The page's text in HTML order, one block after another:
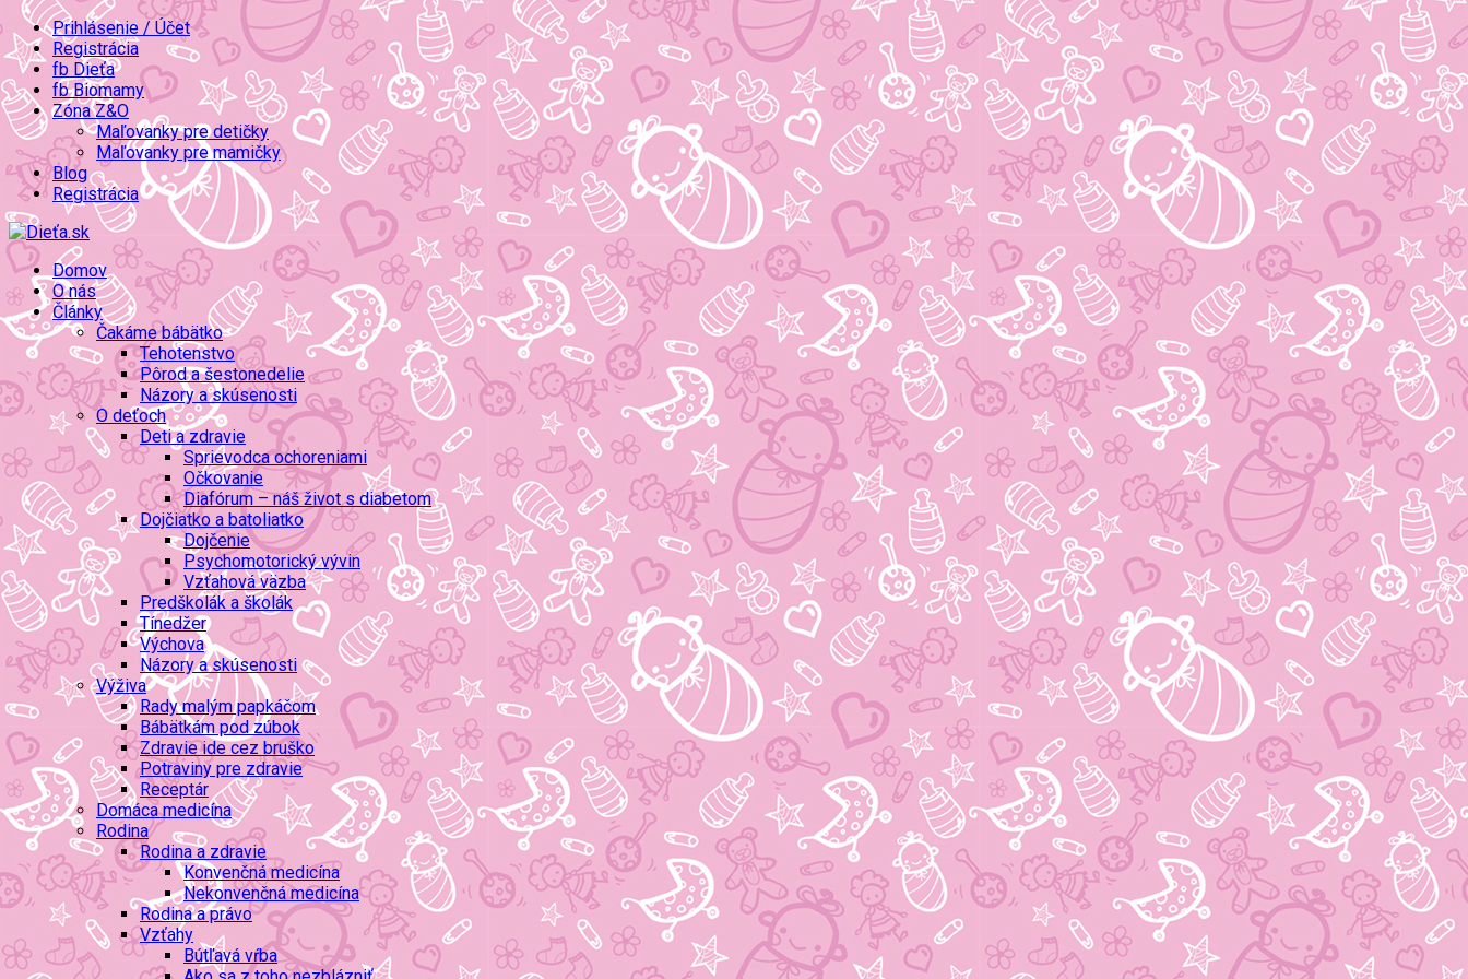
Prihlásenie / Účet
Registrácia
fb Dieťa
fb Biomamy
Zóna Z&O
Maľovanky pre detičky
Maľovanky pre mamičky
Blog
Registrácia
Domov
O nás
Články
Čakáme bábätko
Tehotenstvo
Pôrod a šestonedelie
Názory a skúsenosti
O deťoch
Deti a zdravie
Sprievodca ochoreniami
Očkovanie
Diafórum – náš život s diabetom
Dojčiatko a batoliatko
Dojčenie
Psychomotorický vývin
Vzťahová väzba
Predškolák a školák
Tínedžer
Výchova
Názory a skúsenosti
Výživa
Rady malým papkáčom
Bábätkám pod zúbok
Zdravie ide cez bruško
Potraviny pre zdravie
Receptár
Domáca medicína
Rodina
Rodina a zdravie
Konvenčná medicína
Nekonvenčná medicína
Rodina a právo
Vzťahy
Bútľavá vŕba